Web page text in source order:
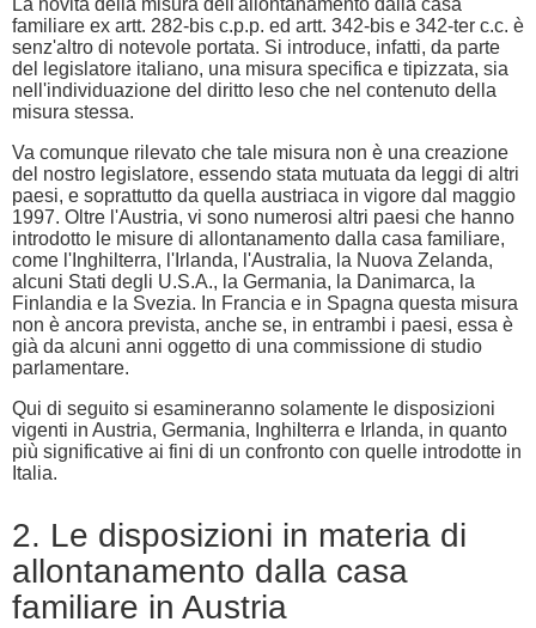
La novità della misura dell'allontanamento dalla casa
familiare ex artt. 282-bis c.p.p. ed artt. 342-bis e 342-ter c.c. è
senz'altro di notevole portata. Si introduce, infatti, da parte
del legislatore italiano, una misura specifica e tipizzata, sia
nell'individuazione del diritto leso che nel contenuto della
misura stessa.
Va comunque rilevato che tale misura non è una creazione
del nostro legislatore, essendo stata mutuata da leggi di altri
paesi, e soprattutto da quella austriaca in vigore dal maggio
1997. Oltre l'Austria, vi sono numerosi altri paesi che hanno
introdotto le misure di allontanamento dalla casa familiare,
come l'Inghilterra, l'Irlanda, l'Australia, la Nuova Zelanda,
alcuni Stati degli U.S.A., la Germania, la Danimarca, la
Finlandia e la Svezia. In Francia e in Spagna questa misura
non è ancora prevista, anche se, in entrambi i paesi, essa è
già da alcuni anni oggetto di una commissione di studio
parlamentare.
Qui di seguito si esamineranno solamente le disposizioni
vigenti in Austria, Germania, Inghilterra e Irlanda, in quanto
più significative ai fini di un confronto con quelle introdotte in
Italia.
2. Le disposizioni in materia di
allontanamento dalla casa
familiare in Austria